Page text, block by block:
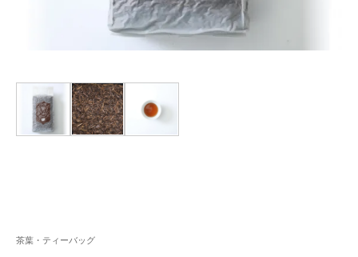
茶葉・ティーバッグ